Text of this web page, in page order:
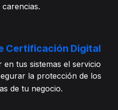
Certificación Digital
en tus sistemas el servicio
la protección de los
de tu negocio.